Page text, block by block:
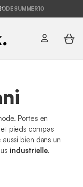
SUMMER10
Portes en
pieds compas
bien dans un
industrielle.